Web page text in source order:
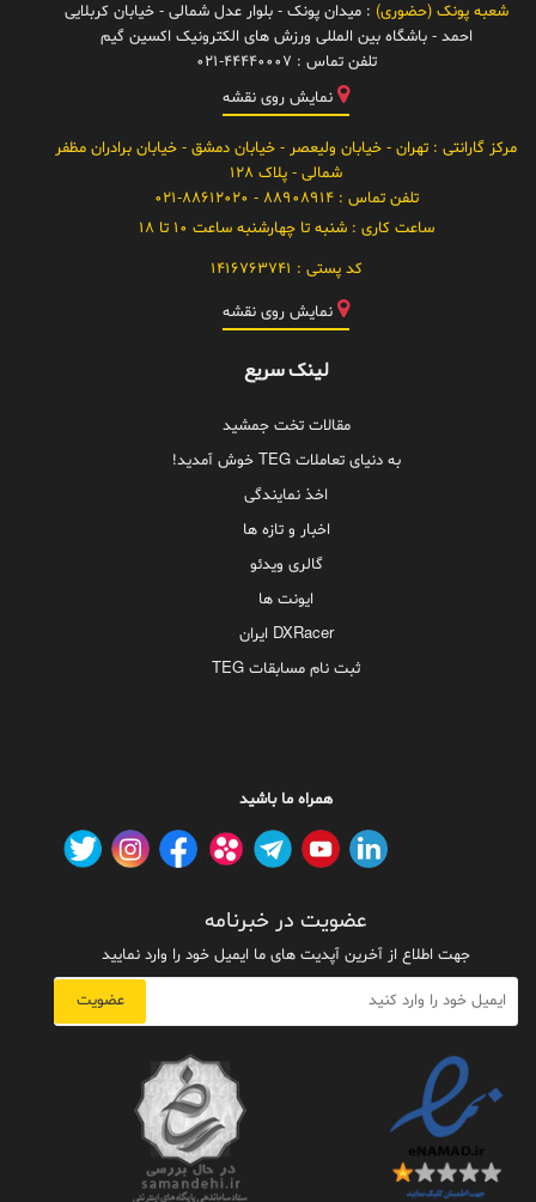
شعبه پونک (حضوری) : میدان پونک - بلوار عدل شمالی - خیابان کربلایی
احمد - باشگاه بین المللی ورزش های الکترونیک اکسین گیم
تلفن تماس : 021-44440007
نمایش روی نقشه
مرکز گارانتی : تهران - خیابان ولیعصر - خیابان دمشق - خیابان برادران مظفر
شمالی - پلاک 128
تلفن تماس :88908914 - 021-88612020
ساعت کاری :شنبه تا چهارشنبه ساعت 10 تا 18
کد پستی : 1416763741
نمایش روی نقشه
لینک سریع
مقالات تخت جمشید
به دنیای تعاملات TEG خوش آمدید!
اخذ نمایندگی
اخبار و تازه ها
گالری ویدئو
ایونت ها
DXRacer ایران
ثبت نام مسابقات TEG
همراه ما باشید
عضویت در خبرنامه
جهت اطلاع از آخرین آپدیت های ما ایمیل خود را وارد نمایید
عضویت